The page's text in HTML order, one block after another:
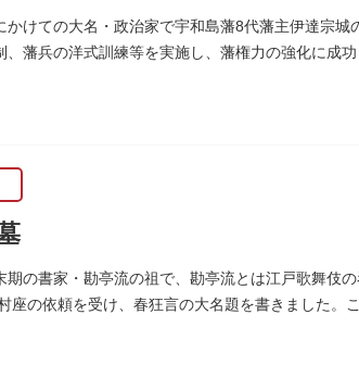
かけての大名・政治家で宇和島藩8代藩主伊達宗
、藩兵の洋式訓練等を実施し、藩権力の強化に成
期の書家・勘亭流の祖で、勘亭流とは江戸歌舞伎
座の依頼を受け、春狂言の大名題を書きました